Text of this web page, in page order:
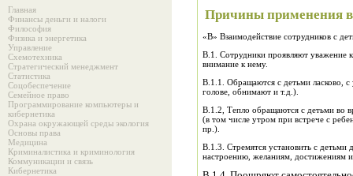
Главная
Финансы деньги и налоги
Философия
Физика и энергетика
Управление
Схемотехника
Стратегический менеджмент
Статистика
Соцобеспечение
Семейное право
Программирование компьютеры и
кибернетика
Охрана окружающей среды экология
Основы права
Медицина
Криминалистика и криминология
Коммуникации и связь
Кибернетика
Причины применения
«В» Взаимодействие сотрудников с
В.1. Сотрудники проявляют уважение
внимание к нему.
В.1.1. Обращаются с детьми ласково, с
голове, обнимают и т.д.).
В.1.2, Тепло обращаются с детьми во
(в том числе утром при встрече с
пр.).
В.1.3. Стремятся установить с детьми
настроению, желаниям, достижениям